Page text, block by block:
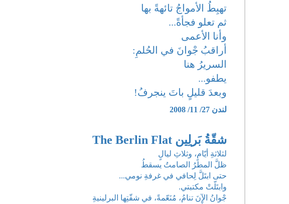
تهبِطُ الأمواجُ تائهةً بها
ثم تعلو فجأةً...
وأنا الأعمى
أراقبُ جْوانَ في الحُلمِ:
السريرُ هنا
يطفو...
وبعدَ قليلٍ باتَ ينجرفُ!
لندن 27/ 11/ 2008
شقّةُ بَرلِين The Berlin Flat
لثلاثةِ أيّامٍ، وثلاثِ ليالٍ
ظلَّ المطرُ الصامتُ يسقطُ
حتى ابتَلَّ لِحافي في غرفةِ نومي...
وابتَلّتْ مكتبتي.
جْوانُ الآنَ تنامُ، مُنَعّمةً، في شقّتِها البرلينيةِ